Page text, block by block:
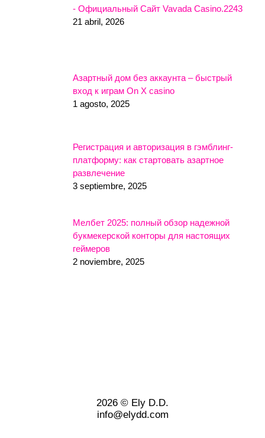
- Официальный Сайт Vavada Casino.2243
21 abril, 2026
Азартный дом без аккаунта – быстрый
вход к играм On X casino
1 agosto, 2025
Регистрация и авторизация в гэмблинг-
платформу: как стартовать азартное
развлечение
3 septiembre, 2025
Мелбет 2025: полный обзор надежной
букмекерской конторы для настоящих
геймеров
2 noviembre, 2025
2026 © Ely D.D.
info@elydd.com